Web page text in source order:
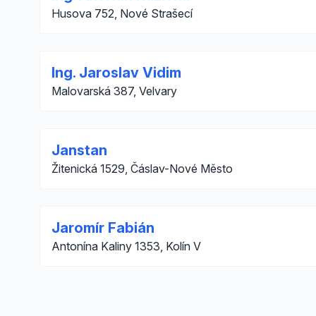
Husova 752, Nové Strašecí
Ing. Jaroslav Vidim
Malovarská 387, Velvary
Janstan
Žitenická 1529, Čáslav-Nové Město
Jaromír Fabián
Antonína Kaliny 1353, Kolín V